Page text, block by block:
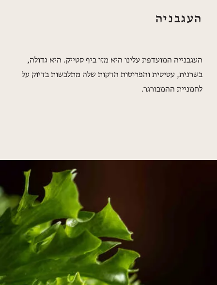
העגבניה
העגבנייה המועדפת עלינו היא מזן ביף סטייק. היא גדולה,
בשרנית, עסיסית והפרוסות הדקות שלה מתלבשות בדיוק על
לחמניית ההמבורגר.